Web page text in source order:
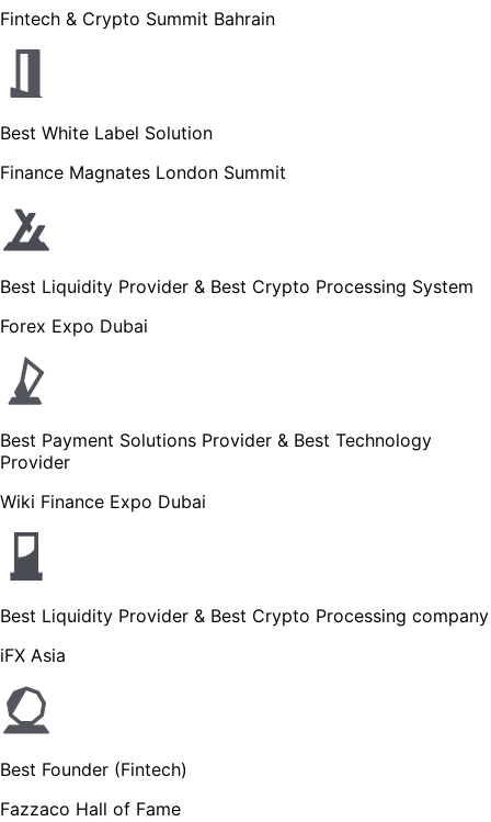
Fintech & Crypto Summit Bahrain
Best White Label Solution
Finance Magnates London Summit
Best Liquidity Provider & Best Crypto Processing System
Forex Expo Dubai
Best Payment Solutions Provider & Best Technology
Provider
Wiki Finance Expo Dubai
Best Liquidity Provider & Best Crypto Processing company
iFX Asia
Best Founder (Fintech)
Fazzaco Hall of Fame